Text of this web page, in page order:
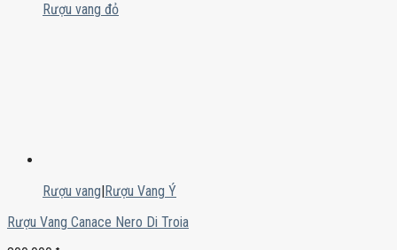
Rượu vang đỏ
Rượu vang|Rượu Vang Ý
Rượu Vang Canace Nero Di Troia